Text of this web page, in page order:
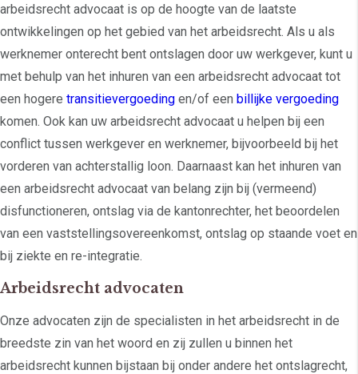
arbeidsrecht advocaat is op de hoogte van de laatste
ontwikkelingen op het gebied van het arbeidsrecht. Als u als
werknemer onterecht bent ontslagen door uw werkgever, kunt u
met behulp van het inhuren van een arbeidsrecht advocaat tot
een hogere transitievergoeding en/of een billijke vergoeding
komen. Ook kan uw arbeidsrecht advocaat u helpen bij een
conflict tussen werkgever en werknemer, bijvoorbeeld bij het
vorderen van achterstallig loon. Daarnaast kan het inhuren van
een arbeidsrecht advocaat van belang zijn bij (vermeend)
disfunctioneren, ontslag via de kantonrechter, het beoordelen
van een vaststellingsovereenkomst, ontslag op staande voet en
bij ziekte en re-integratie.
Arbeidsrecht advocaten
Onze advocaten zijn de specialisten in het arbeidsrecht in de
breedste zin van het woord en zij zullen u binnen het
arbeidsrecht kunnen bijstaan bij onder andere het ontslagrecht,